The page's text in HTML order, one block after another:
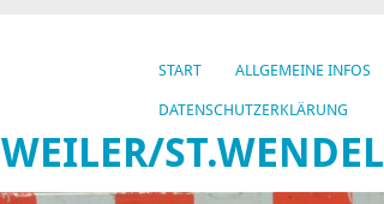
START ALLGEMEINE INFOS
DATENSCHUTZERKLÄRUNG
ST.WENDEL